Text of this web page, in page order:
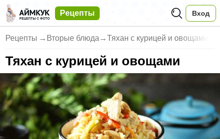
Рецепты Вход
Рецепты → Вторые блюда →Тяхан с курицей и овощами
Тяхан с курицей и овощами